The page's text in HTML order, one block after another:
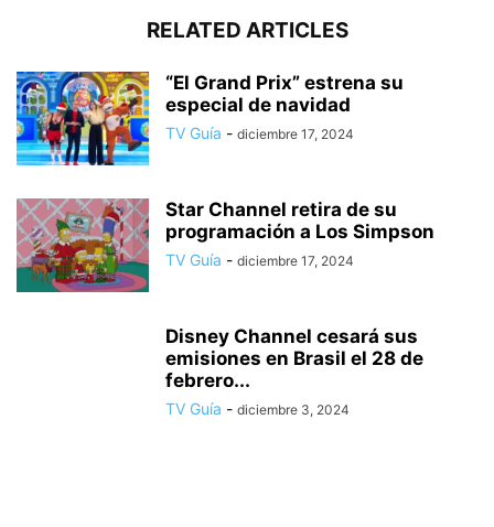
RELATED ARTICLES
“El Grand Prix” estrena su
especial de navidad
TV Guía - diciembre 17, 2024
Star Channel retira de su
programación a Los Simpson
TV Guía - diciembre 17, 2024
Disney Channel cesará sus
emisiones en Brasil el 28 de
febrero...
TV Guía - diciembre 3, 2024